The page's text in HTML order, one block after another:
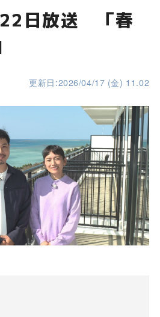
日放送 「春
更新日:2026/04/17 (金) 11.02